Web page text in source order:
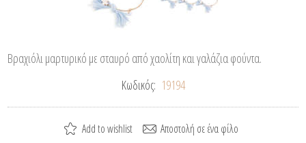
Βραχιόλι μαρτυρικό με σταυρό από χαολίτη και γαλάζια φούντα.
Κωδικός: 19194